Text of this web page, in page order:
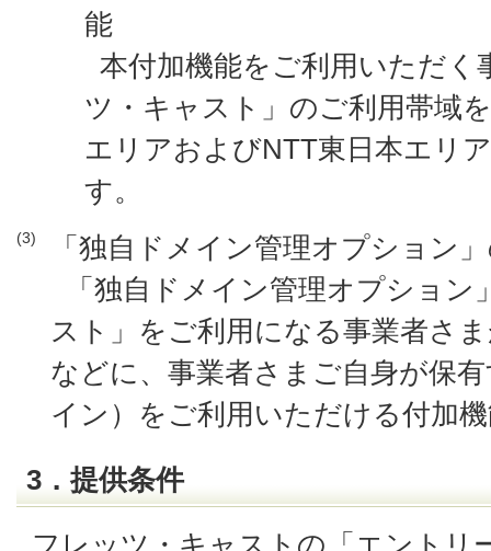
能
本付加機能をご利用いただく
ツ・キャスト」のご利用帯域
エリアおよびNTT東日本エリ
す。
(3)
「独自ドメイン管理オプション
「独自ドメイン管理オプショ
スト」をご利用になる事業者さ
などに、事業者さまご自身が保
イン）をご利用いただける付加
3．提供条件
フレッツ・キャストの「エントリ